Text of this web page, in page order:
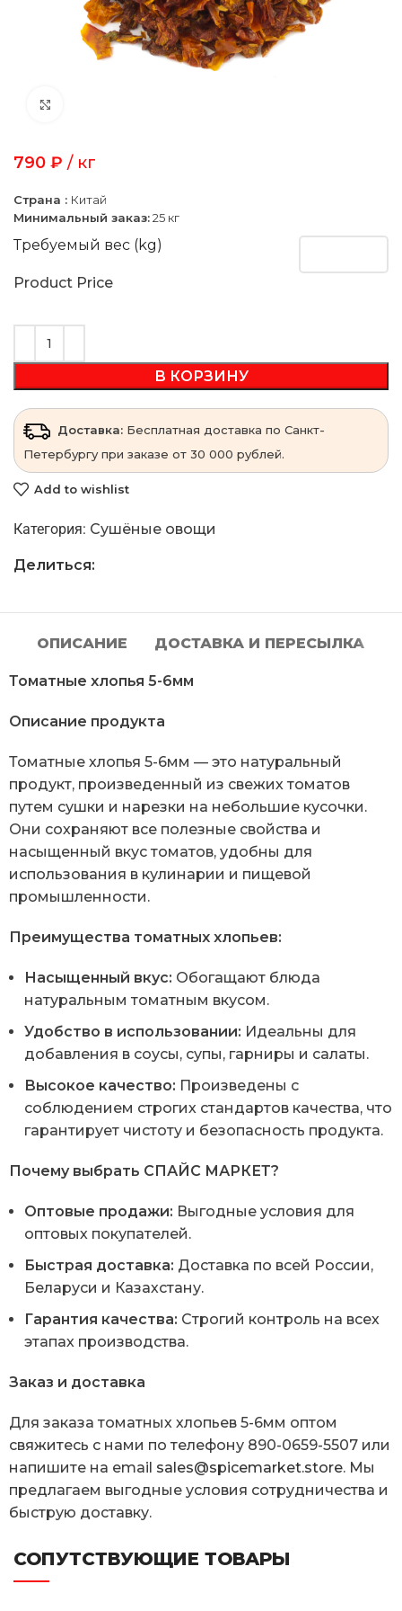
790 ₽ / кг
Страна : Китай
Минимальный заказ:25 кг
Требуемый вес (kg)
Product Price
В КОРЗИНУ
Доставка: Бесплатная доставка по Санкт-
Петербургу при заказе от 30 000 рублей.
Add to wishlist
Категория: Сушёные овощи
Делиться:
ОПИСАНИЕ ДОСТАВКА И ПЕРЕСЫЛКА
Томатные хлопья 5-6мм
Описание продукта
Томатные хлопья 5-6мм — это натуральный
продукт, произведенный из свежих томатов
путем сушки и нарезки на небольшие кусочки.
Они сохраняют все полезные свойства и
насыщенный вкус томатов, удобны для
использования в кулинарии и пищевой
промышленности.
Преимущества томатных хлопьев:
Насыщенный вкус: Обогащают блюда
натуральным томатным вкусом.
Удобство в использовании: Идеальны для
добавления в соусы, супы, гарниры и салаты.
Высокое качество: Произведены с
соблюдением строгих стандартов качества, что
гарантирует чистоту и безопасность продукта.
Почему выбрать СПАЙС МАРКЕТ?
Оптовые продажи: Выгодные условия для
оптовых покупателей.
Быстрая доставка: Доставка по всей России,
Беларуси и Казахстану.
Гарантия качества: Строгий контроль на всех
этапах производства.
Заказ и доставка
Для заказа томатных хлопьев 5-6мм оптом
свяжитесь с нами по телефону 890-0659-5507 или
напишите на email sales@spicemarket.store. Мы
предлагаем выгодные условия сотрудничества и
быструю доставку.
СОПУТСТВУЮЩИЕ ТОВАРЫ